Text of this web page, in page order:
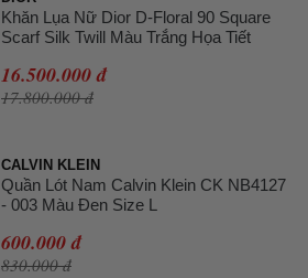
Khăn Lụa Nữ Dior D-Floral 90 Square
Scarf Silk Twill Màu Trắng Họa Tiết
16.500.000 đ
17.800.000 đ
CALVIN KLEIN
Quần Lót Nam Calvin Klein CK NB4127
- 003 Màu Đen Size L
600.000 đ
830.000 đ